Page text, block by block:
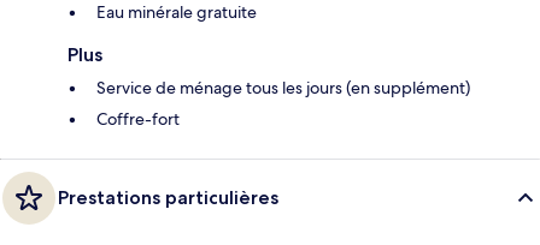
Eau minérale gratuite
Plus
Service de ménage tous les jours (en supplément)
Coffre-fort
Prestations particulières